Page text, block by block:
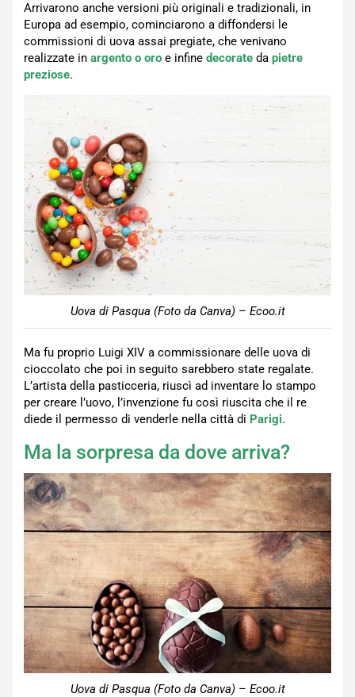
Arrivarono anche versioni più originali e tradizionali, in
Europa ad esempio, cominciarono a diffondersi le
commissioni di uova assai pregiate, che venivano
realizzate in argento o oro e infine decorate da pietre
preziose.
Uova di Pasqua (Foto da Canva) – Ecoo.it
Ma fu proprio Luigi XIV a commissionare delle uova di
cioccolato che poi in seguito sarebbero state regalate.
L’artista della pasticceria, riuscì ad inventare lo stampo
per creare l’uovo, l’invenzione fu così riuscita che il re
diede il permesso di venderle nella città di Parigi.
Ma la sorpresa da dove arriva?
Uova di Pasqua (Foto da Canva) – Ecoo.it